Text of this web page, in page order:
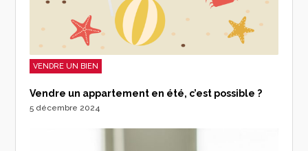
VENDRE UN BIEN
Vendre un appartement en été, c’est possible ?
5 décembre 2024